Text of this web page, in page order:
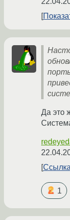
Да это
Ссылка
1